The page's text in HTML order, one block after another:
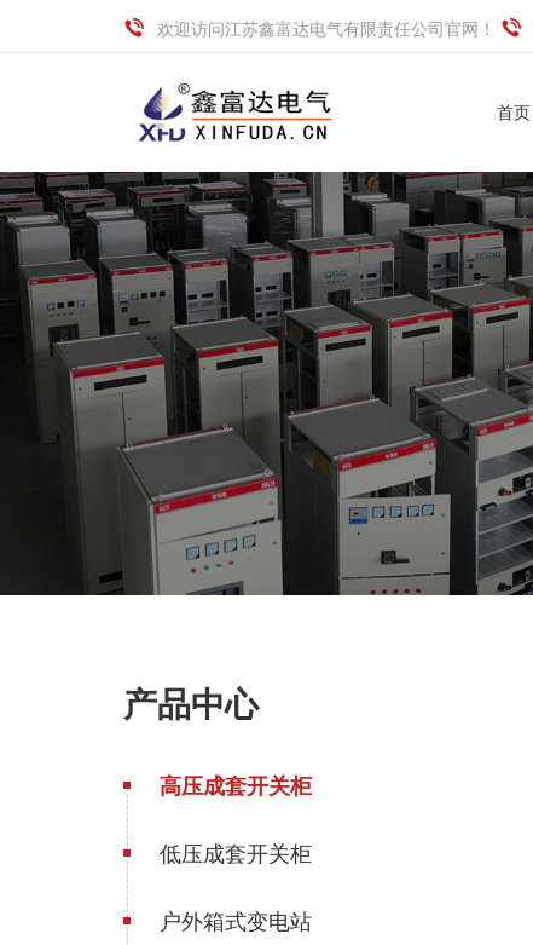
欢迎访问江苏鑫富达电气有限责任公司官网！
首页
产品中心
高压成套开关柜
低压成套开关柜
户外箱式变电站